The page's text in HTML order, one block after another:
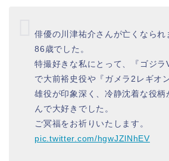
俳優の川津祐介さんが亡くなられ
86歳でした。
特撮好きな私にとって、『ゴジラ
で大前裕史役や『ガメラ2レギオ
雄役が印象深く、冷静沈着な役柄
んで大好きでした。
ご冥福をお祈りいたします。
pic.twitter.com/hgwJZlNhEV